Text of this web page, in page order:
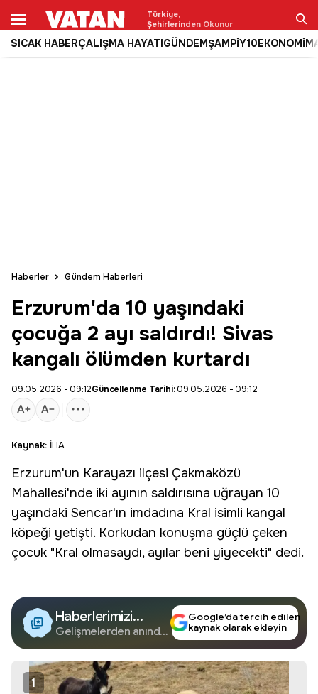
Türkiye,
Şehirlerinden Okunur
SICAK HABERÇALIŞMA HAYATIGÜNDEMŞAMPİY10EKONOMİ
Ara
Haberler Gündem Haberleri
Erzurum'da 10 yaşındaki
çocuğa 2 ayı saldırdı! Sivas
kangalı ölümden kurtardı
09.05.2026 - 09:12Güncellenme Tarihi:09.05.2026 - 09:12
Kaynak: İHA
Erzurum'un Karayazı ilçesi Çakmaközü
Mahallesi'nde iki ayının saldırısına uğrayan 10
yaşındaki Sencar'ın imdadına Kral isimli kangal
köpeği yetişti. Korkudan konuşma güçlü çeken
çocuk "Kral olmasaydı, ayılar beni yiyecekti" dedi.
Haberlerimizi
Google'da Takip
Edin
Gelişmelerden anında
Google’da tercih edilen
kaynak olarak ekleyin
1